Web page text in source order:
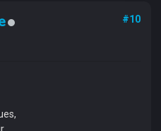
#10